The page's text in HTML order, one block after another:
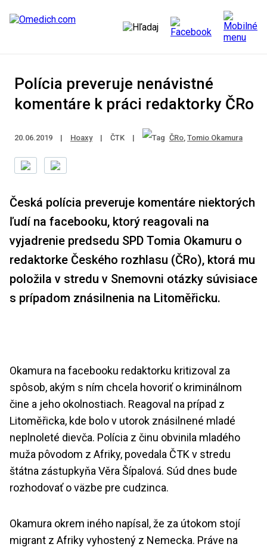
Polícia preveruje nenávistné
komentáre k práci redaktorky ČRo
20.06.2019 | Hoaxy | ČTK | ČRo, Tomio Okamura
Česká polícia preveruje komentáre niektorých
ľudí na facebooku, ktorý reagovali na
vyjadrenie predsedu SPD Tomia Okamuru o
redaktorke Českého rozhlasu (ČRo), ktorá mu
položila v stredu v Snemovni otázky súvisiace
s prípadom znásilnenia na Litoměřicku.
Okamura na facebooku redaktorku kritizoval za
spôsob, akým s ním chcela hovoriť o kriminálnom
čine a jeho okolnostiach. Reagoval na prípad z
Litoměřicka, kde bolo v utorok znásilnené mladé
neplnoleté dievča. Polícia z činu obvinila mladého
muža pôvodom z Afriky, povedala ČTK v stredu
štátna zástupkyňa Věra Šípalová. Súd dnes bude
rozhodovať o väzbe pre cudzinca.
Okamura okrem iného napísal, že za útokom stojí
migrant z Afriky vyhostený z Nemecka. Práve na